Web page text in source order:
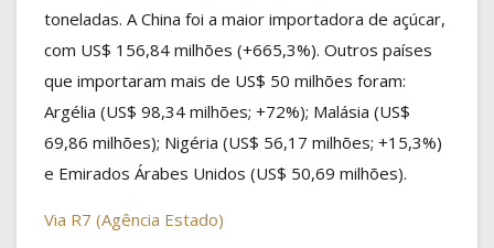
toneladas. A China foi a maior importadora de açúcar,
com US$ 156,84 milhões (+665,3%). Outros países
que importaram mais de US$ 50 milhões foram:
Argélia (US$ 98,34 milhões; +72%); Malásia (US$
69,86 milhões); Nigéria (US$ 56,17 milhões; +15,3%)
e Emirados Árabes Unidos (US$ 50,69 milhões).
Via R7 (Agência Estado)